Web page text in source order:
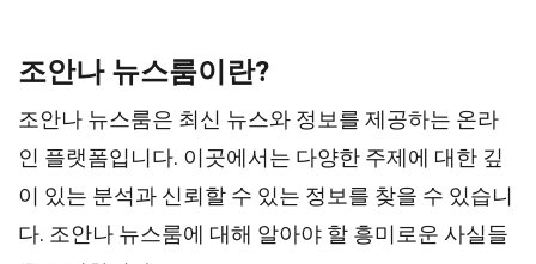
조안나 뉴스룸이란?
조안나 뉴스룸은 최신 뉴스와 정보를 제공하는 온라
인 플랫폼입니다. 이곳에서는 다양한 주제에 대한 깊
이 있는 분석과 신뢰할 수 있는 정보를 찾을 수 있습니
다. 조안나 뉴스룸에 대해 알아야 할 흥미로운 사실들